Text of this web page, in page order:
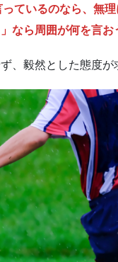
ているのなら、無
なら周囲が何を言
、毅然とした態度が